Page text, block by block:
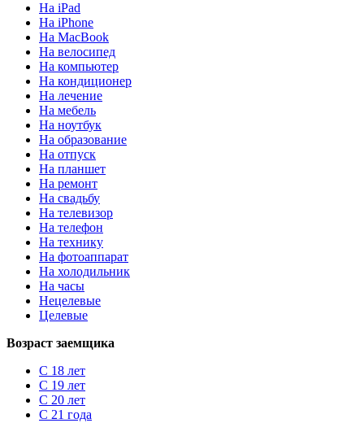
На iPad
На iPhone
На MacBook
На велосипед
На компьютер
На кондиционер
На лечение
На мебель
На ноутбук
На образование
На отпуск
На планшет
На ремонт
На свадьбу
На телевизор
На телефон
На технику
На фотоаппарат
На холодильник
На часы
Нецелевые
Целевые
Возраст заемщика
С 18 лет
С 19 лет
С 20 лет
С 21 года